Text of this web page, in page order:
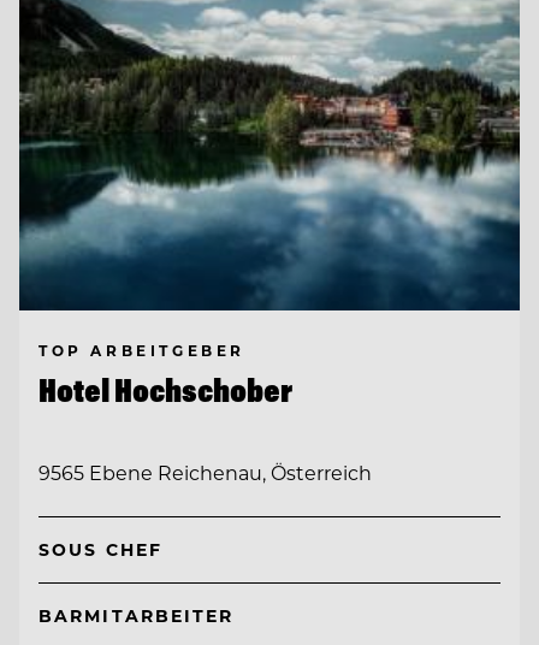
TOP ARBEITGEBER
Hotel Hochschober
9565 Ebene Reichenau, Österreich
SOUS CHEF
BARMITARBEITER